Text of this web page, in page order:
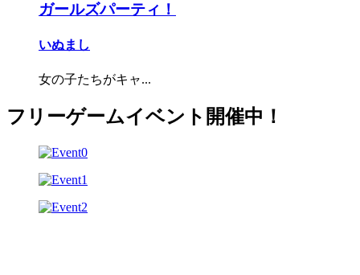
ガールズパーティ！
いぬまし
女の子たちがキャ...
フリーゲームイベント開催中！